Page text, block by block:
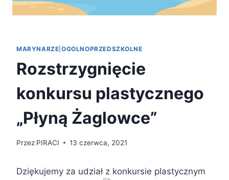
MARYNARZE OGOLNOPRZEDSZKOLNE
Rozstrzygnięcie
konkursu plastycznego
„Płyną Żaglowce”
Przez PIRACI 13 czerwca, 2021
Dziękujemy za udział z konkursie plastycznym